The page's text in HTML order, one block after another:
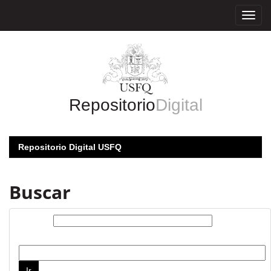
RepositorioDigital
Repositorio Digital USFQ
Buscar